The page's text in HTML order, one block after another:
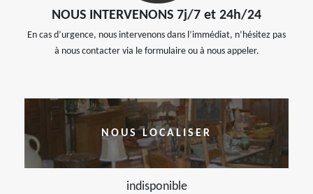
NOUS INTERVENONS 7j/7 et 24h/24
En cas d’urgence, nous intervenons dans l’immédiat, n’hésitez pas
à nous contacter via le formulaire ou à nous appeler.
NOUS LOCALISER
indisponible